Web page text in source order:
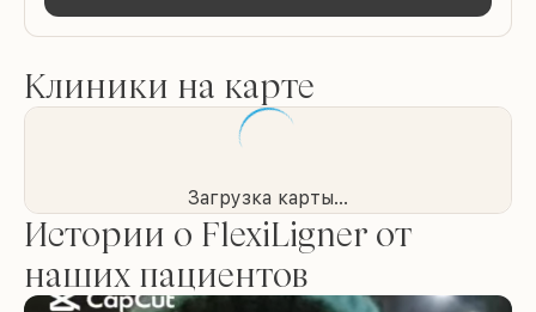
Клиники на карте
Загрузка карты...
Истории о FlexiLigner от
наших пациентов